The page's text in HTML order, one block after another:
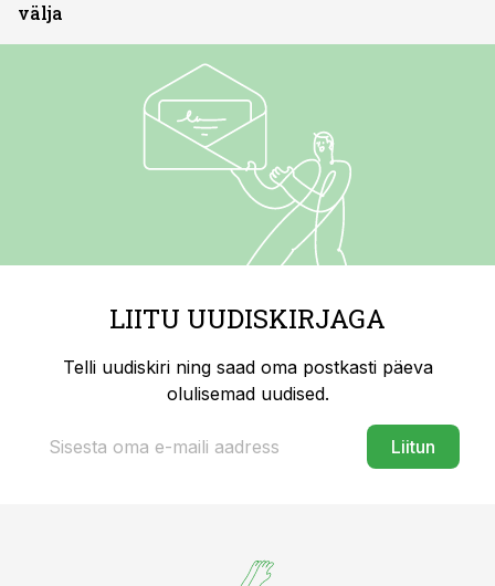
välja
LIITU UUDISKIRJAGA
Telli uudiskiri ning saad oma postkasti päeva
olulisemad uudised.
Liitun